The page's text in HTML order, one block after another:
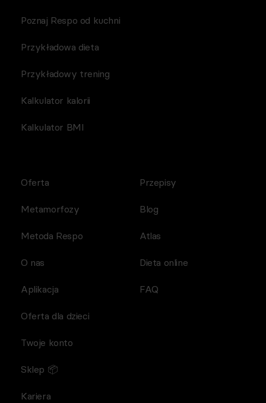
Poznaj Respo od kuchni
Przykładowa dieta
Przykładowy trening
Kalkulator kalorii
Kalkulator BMI
Oferta
Metamorfozy
Metoda Respo
O nas
Aplikacja
Przepisy
Blog
Atlas
Dieta online
FAQ
Oferta dla dzieci
Twoje konto
Sklep 📦
Kariera